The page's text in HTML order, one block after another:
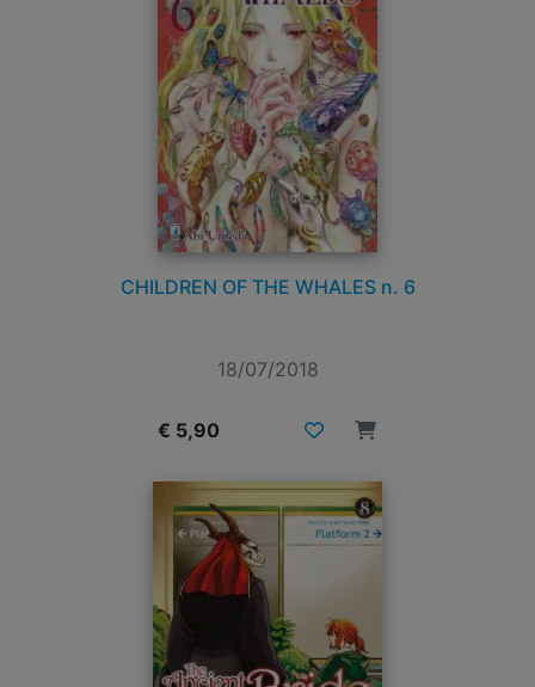
CHILDREN OF THE WHALES n. 6
18/07/2018
€ 5,90